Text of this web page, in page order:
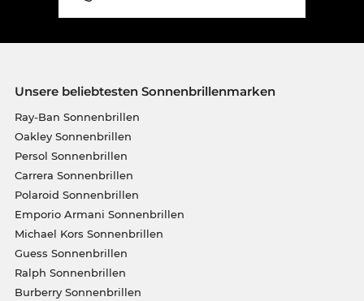
Unsere beliebtesten Sonnenbrillenmarken
Ray-Ban Sonnenbrillen
Oakley Sonnenbrillen
Persol Sonnenbrillen
Carrera Sonnenbrillen
Polaroid Sonnenbrillen
Emporio Armani Sonnenbrillen
Michael Kors Sonnenbrillen
Guess Sonnenbrillen
Ralph Sonnenbrillen
Burberry Sonnenbrillen